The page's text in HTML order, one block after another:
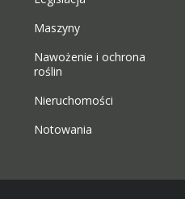
Maszyny
Nawożenie i ochrona
roślin
Nieruchomości
Notowania